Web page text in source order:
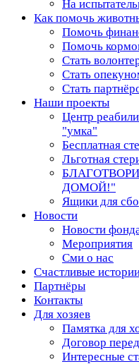
На
Как помочь
Помочь
Помочь
Стать
Стать
Стать
Наши проекты
Центр
"умка"
Бесплатная
Льготная
ДОМОЙ!"
Ящики для
Новости
Новости
Мероприятия
Сми о нас
Счастливые
Партнёры
Контакты
Для хозяев
Памятка для
Договор
Интересные